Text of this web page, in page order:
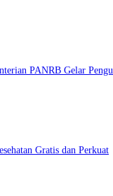
PANRB Gelar
Gratis dan Perkuat